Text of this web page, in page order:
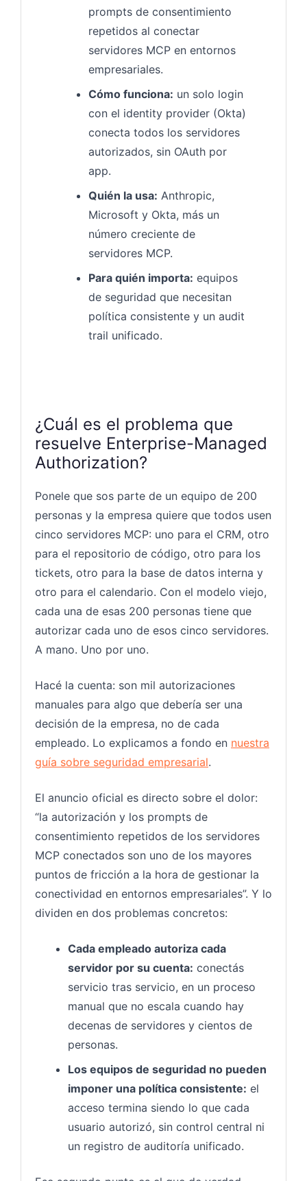
prompts de consentimiento
repetidos al conectar
servidores MCP en entornos
empresariales.
Cómo funciona: un solo login
con el identity provider (Okta)
conecta todos los servidores
autorizados, sin OAuth por
app.
Quién la usa: Anthropic,
Microsoft y Okta, más un
número creciente de
servidores MCP.
Para quién importa: equipos
de seguridad que necesitan
política consistente y un audit
trail unificado.
¿Cuál es el problema que
resuelve Enterprise-Managed
Authorization?
Ponele que sos parte de un equipo de 200
personas y la empresa quiere que todos usen
cinco servidores MCP: uno para el CRM, otro
para el repositorio de código, otro para los
tickets, otro para la base de datos interna y
otro para el calendario. Con el modelo viejo,
cada una de esas 200 personas tiene que
autorizar cada uno de esos cinco servidores.
A mano. Uno por uno.
Hacé la cuenta: son mil autorizaciones
manuales para algo que debería ser una
decisión de la empresa, no de cada
empleado. Lo explicamos a fondo en nuestra
guía sobre seguridad empresarial.
El anuncio oficial es directo sobre el dolor:
“la autorización y los prompts de
consentimiento repetidos de los servidores
MCP conectados son uno de los mayores
puntos de fricción a la hora de gestionar la
conectividad en entornos empresariales”. Y lo
dividen en dos problemas concretos:
Cada empleado autoriza cada
servidor por su cuenta: conectás
servicio tras servicio, en un proceso
manual que no escala cuando hay
decenas de servidores y cientos de
personas.
Los equipos de seguridad no pueden
imponer una política consistente: el
acceso termina siendo lo que cada
usuario autorizó, sin control central ni
un registro de auditoría unificado.